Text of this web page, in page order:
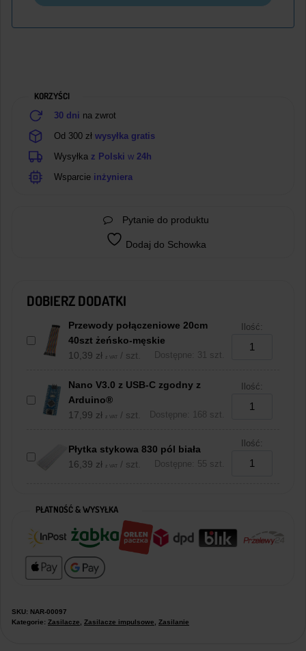
KORZYŚCI
30 dni na zwrot
Od 300 zł wysyłka gratis
Wysyłka z Polski w 24h
Wsparcie inżyniera
Pytanie do produktu
Dodaj do Schowka
DOBIERZ DODATKI
Przewody połączeniowe 20cm
40szt żeńsko-męskie
10,39 zł z VAT / szt. Dostępne: 31 szt.
Ilość:
Nano V3.0 z USB-C zgodny z
Arduino®
17,99 zł z VAT / szt. Dostępne: 168 szt.
Ilość:
Płytka stykowa 830 pól biała
16,39 zł z VAT / szt. Dostępne: 55 szt.
Ilość:
PŁATNOŚĆ & WYSYŁKA
SKU: NAR-00097
Kategorie: Zasilacze Zasilacze impulsowe Zasilanie